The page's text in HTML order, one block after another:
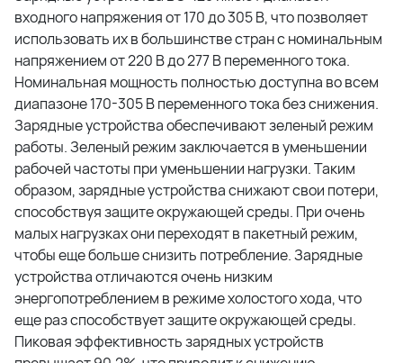
входного напряжения от 170 до 305 В, что позволяет
использовать их в большинстве стран с номинальным
напряжением от 220 В до 277 В переменного тока.
Номинальная мощность полностью доступна во всем
диапазоне 170-305 В переменного тока без снижения.
Зарядные устройства обеспечивают зеленый режим
работы. Зеленый режим заключается в уменьшении
рабочей частоты при уменьшении нагрузки. Таким
образом, зарядные устройства снижают свои потери,
способствуя защите окружающей среды. При очень
малых нагрузках они переходят в пакетный режим,
чтобы еще больше снизить потребление. Зарядные
устройства отличаются очень низким
энергопотреблением в режиме холостого хода, что
еще раз способствует защите окружающей среды.
Пиковая эффективность зарядных устройств